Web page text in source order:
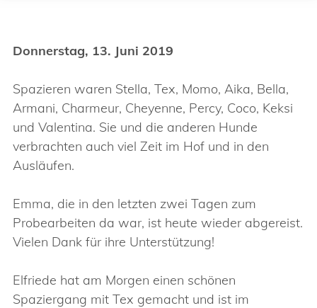
Donnerstag, 13. Juni 2019
Spazieren waren Stella, Tex, Momo, Aika, Bella,
Armani, Charmeur, Cheyenne, Percy, Coco, Keksi
und Valentina. Sie und die anderen Hunde
verbrachten auch viel Zeit im Hof und in den
Ausläufen.
Emma, die in den letzten zwei Tagen zum
Probearbeiten da war, ist heute wieder abgereist.
Vielen Dank für ihre Unterstützung!
Elfriede hat am Morgen einen schönen
Spaziergang mit Tex gemacht und ist im